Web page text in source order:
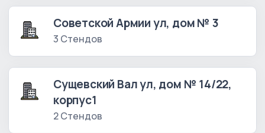
Советской Армии ул, дом № 3
3 Стендов
Сущевский Вал ул, дом № 14/22,
корпус1
2 Стендов